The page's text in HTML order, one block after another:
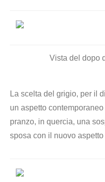
Vista del dopo
La scelta del grigio, per il
un aspetto
pranzo, in quercia, una
sposa con il nuovo